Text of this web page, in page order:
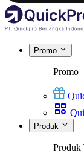
Promo
Promo
Produk
Produk